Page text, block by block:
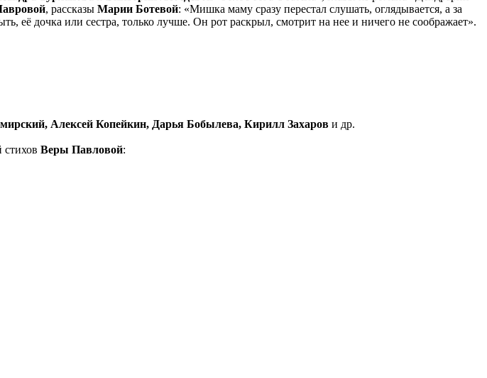
, рассказы Марии Ботевой: «Мишка маму сразу перестал слушать, оглядывается, а за
её дочка или сестра, только лучше. Он рот раскрыл, смотрит на нее и ничего не соображает».
Алексей Копейкин, Дарья Бобылева, Кирилл Захаров и др.
Веры Павловой: